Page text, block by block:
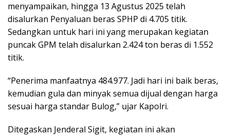
menyampaikan, hingga 13 Agustus 2025 telah
disalurkan Penyaluan beras SPHP di 4.705 titik.
Sedangkan untuk hari ini yang merupakan kegiatan
puncak GPM telah disalurkan 2.424 ton beras di 1.552
titik.
“Penerima manfaatnya 484.977. Jadi hari ini baik beras,
kemudian gula dan minyak semua dijual dengan harga
sesuai harga standar Bulog,” ujar Kapolri.
Ditegaskan Jenderal Sigit, kegiatan ini akan